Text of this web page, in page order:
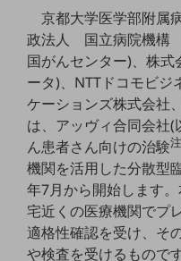
サービス・ソリューションをご紹介
カテゴリーで探す
カテゴリーで探すTOP
ネットワーク・モバイル
クラウド・データセンター
電話・映像コミュニケーション
セキュリティ
京都大学医学部附属
政法人 国立病院機構
国がんセンター)、株
ータ)、NTTドコモビジ
ケーションズ株式会社
は、アッヴィ合同会社
ん患者さん向けの治験
機関を活用した分散型
年7月から開始します
宅近くの医療機関でプ
適格性確認を受け、そ
や検査を受けるもので